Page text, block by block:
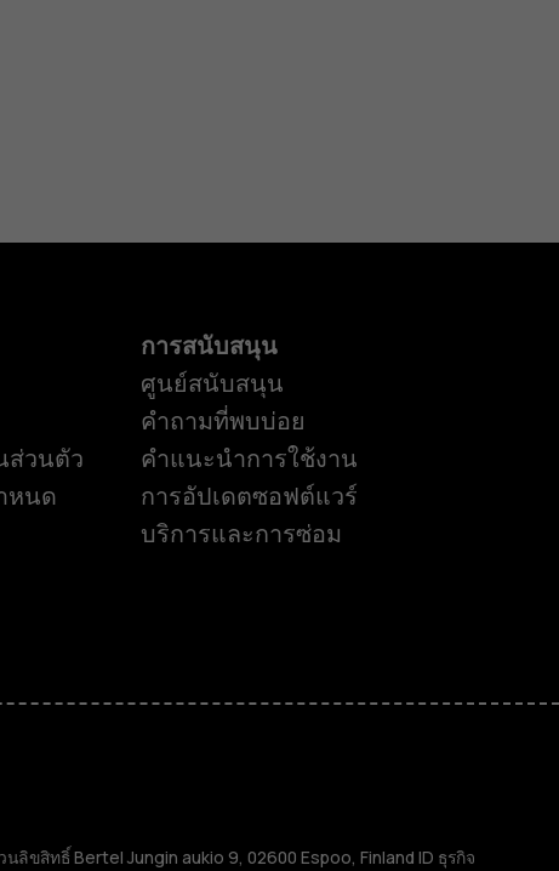
ส่วนตัว
หนด
การสนับสนุน
ศูนย์สนับสนุน
คำถามที่พบบ่อย
คำแนะนำการใช้งาน
การอัปเดตซอฟต์แวร์
บริการและการซ่อม
ลิขสิทธิ์ Bertel Jungin aukio 9, 02600 Espoo, Finland ID ธุรกิจ